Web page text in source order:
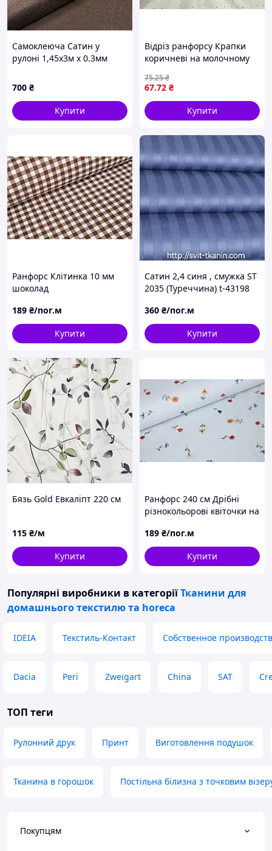
Самоклеюча Сатин у
рулоні 1,45х3м х 0.3мм
00002915
700 ₴
Купити
Відріз ранфорсу Крапки
коричневі на молочному
67.72 ₴
75.25₴
Купити
Ранфорс Клітинка 10 мм
шоколад
189 ₴/пог.м
Купити
Сатин 2,4 синя , смужка ST
2035 (Туреччина) t-43198
360 ₴/пог.м
Купити
Бязь Gold Евкаліпт 220 см
115 ₴/м
Купити
Ранфорс 240 см Дрібні
різнокольорові квіточки на
189 ₴/пог.м
Купити
Популярні виробники в категоріїТканини для
домашнього текстилю та horeca
IDEIA Текстиль-Контакт Собственное
Dacia Peri Zweigart China SAT
ТОП теги
Рулонний друк Принт Виготовлення подушок
Тканина в горошок Постільна білизна з точковим
Покупцям